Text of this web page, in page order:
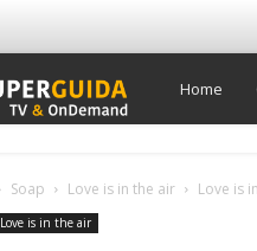
Super
Home
Soap Love is in the air Love is
Love is in the air